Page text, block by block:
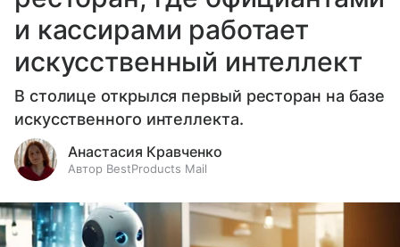
и кассирами работает
искусственный интеллект
В столице открылся первый ресторан на базе
искусственного интеллекта.
Анастасия Кравченко
Автор BestProducts Mail